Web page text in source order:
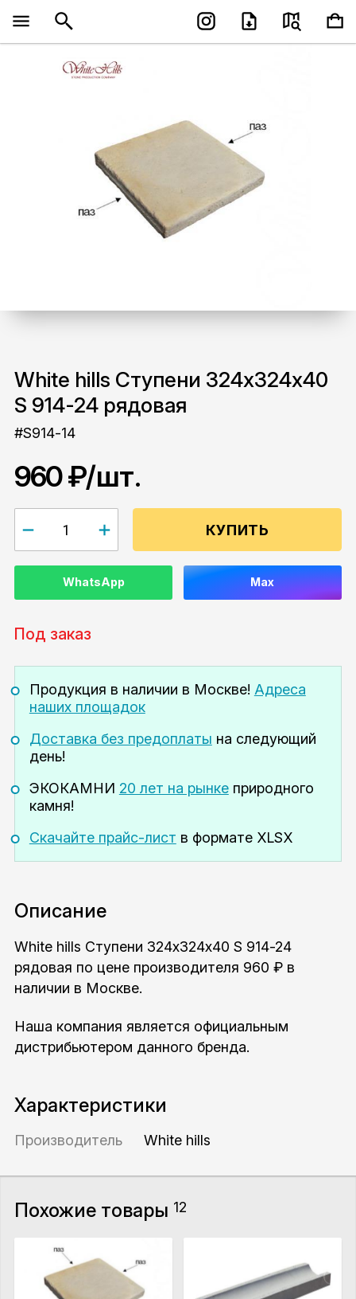
White hills Ступени 324x324x40
S 914-24 рядовая
#S914-14
960 ₽/шт.
КУПИТЬ
WhatsApp Max
Под заказ
Продукция в наличии в Москве! Адреса
наших площадок
Доставка без предоплаты на следующий
день!
ЭКОКАМНИ 20 лет на рынкеприродного
камня!
Скачайте прайс-лист в формате XLSX
Описание
White hills Ступени 324x324x40 S 914-24
рядовая по цене производителя 960 ₽ в
наличии в Москве.
Наша компания является официальным
дистрибьютером данного бренда.
Характеристики
Производитель White hills
Похожие товары 12